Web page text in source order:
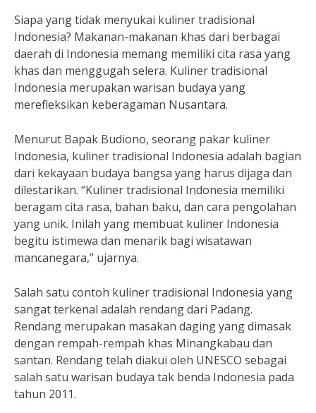
Siapa yang tidak menyukai kuliner tradisional
Indonesia? Makanan-makanan khas dari berbagai
daerah di Indonesia memang memiliki cita rasa yang
khas dan menggugah selera. Kuliner tradisional
Indonesia merupakan warisan budaya yang
merefleksikan keberagaman Nusantara.
Menurut Bapak Budiono, seorang pakar kuliner
Indonesia, kuliner tradisional Indonesia adalah bagian
dari kekayaan budaya bangsa yang harus dijaga dan
dilestarikan. “Kuliner tradisional Indonesia memiliki
beragam cita rasa, bahan baku, dan cara pengolahan
yang unik. Inilah yang membuat kuliner Indonesia
begitu istimewa dan menarik bagi wisatawan
mancanegara,” ujarnya.
Salah satu contoh kuliner tradisional Indonesia yang
sangat terkenal adalah rendang dari Padang.
Rendang merupakan masakan daging yang dimasak
dengan rempah-rempah khas Minangkabau dan
santan. Rendang telah diakui oleh UNESCO sebagai
salah satu warisan budaya tak benda Indonesia pada
tahun 2011.